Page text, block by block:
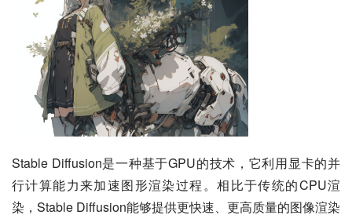
Stable Diffusion是一种基于GPU的技术，它利用显卡的并
行计算能力来加速图形渲染过程。相比于传统的CPU渲
染，Stable Diffusion能够提供更快速、更高质量的图像渲染